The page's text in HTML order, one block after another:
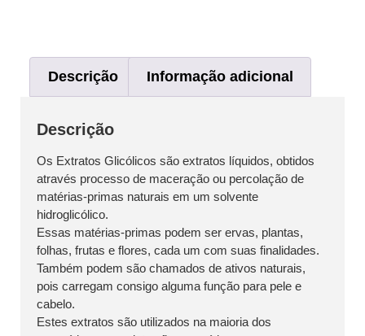
Descrição Informação adicional
Descrição
Os Extratos Glicólicos são extratos líquidos, obtidos
através processo de maceração ou percolação de
matérias-primas naturais em um solvente
hidroglicólico.
Essas matérias-primas podem ser ervas, plantas,
folhas, frutas e flores, cada um com suas finalidades.
Também podem são chamados de ativos naturais,
pois carregam consigo alguma função para pele e
cabelo.
Estes extratos são utilizados na maioria dos